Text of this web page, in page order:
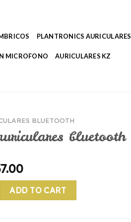
PLANTRONICS AURICULARES
MICROFONO AURICULARES KZ
BLUETOOTH
bluetooth
bluetooth quantity
ADD TO CART